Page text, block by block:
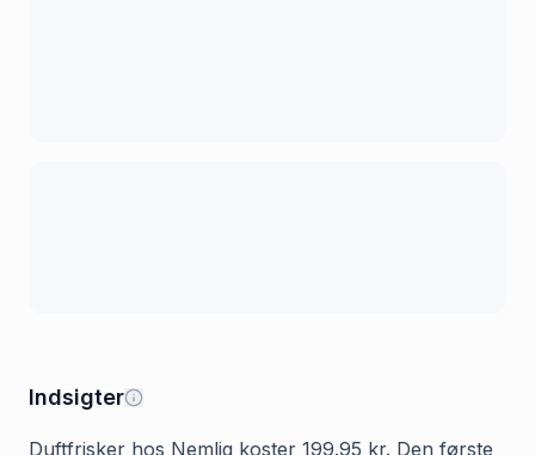
Indsigter
Duftfrisker hos Nemlig koster 199.95 kr. Den første